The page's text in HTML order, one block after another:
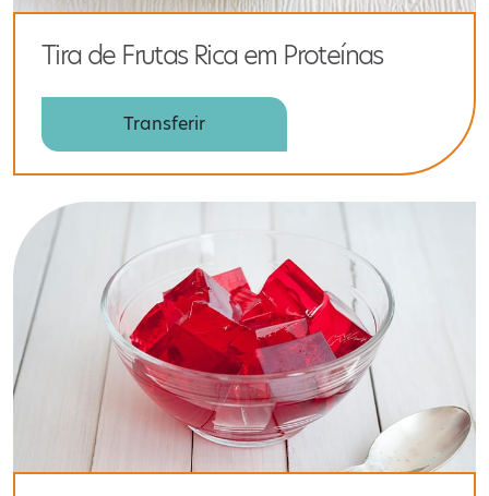
Tira de Frutas Rica em Proteínas
Transferir